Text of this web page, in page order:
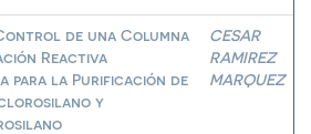
de una Columna
Reactiva
para la Purificación de
y
CESAR
RAMIREZ
MARQUEZ